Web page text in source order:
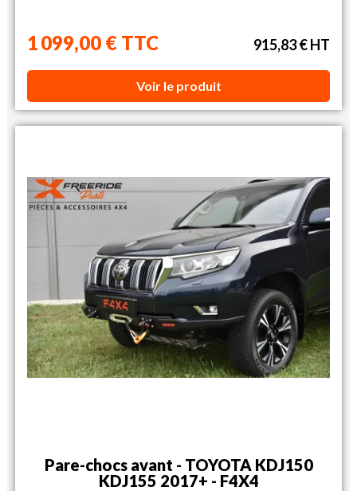
1 099,00 € TTC 915,83 € HT
Voir le produit
Pare-chocs avant - TOYOTA KDJ150
KDJ155 2017+ - F4X4